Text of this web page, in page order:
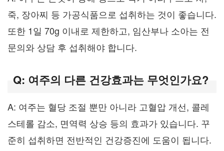
죽, 장아찌 등 가공식품으로 섭취하는 것이 좋습니다.
또한 1일 70g 이내로 제한하고, 임산부나 소아는 전
문의와 상담 후 섭취해야 합니다.
Q: 여주의 다른 건강효과는 무엇인가요?
A: 여주는 혈당 조절 뿐만 아니라 고혈압 개선, 콜레
스테롤 감소, 면역력 상승 등의 효과가 있습니다. 꾸
준히 섭취하면 전반적인 건강증진에 도움이 됩니다.